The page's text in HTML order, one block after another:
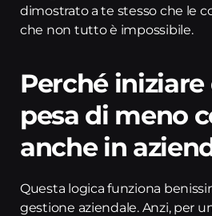
dimostrato a te stesso che le
che non tutto è impossibile.
Perché
pesa di meno
anche in
Questa logica funziona
gestione aziendale. Anzi, per